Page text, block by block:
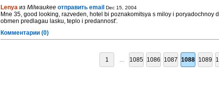
Lenya из Milwaukee отправить email Dec 15, 2004
Mne 35, good looking, razveden, hotel bi poznakomitsya s miloy i poryadochnoy
obmen predlagau lasku, teplo i predannost'.
Комментарии (0)
1 ... 1085 1086 1087 1088 1089